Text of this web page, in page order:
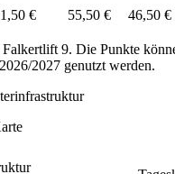
€ 55,50 € 46,50 €
9. Die Punkte
2027 genutzt werden.